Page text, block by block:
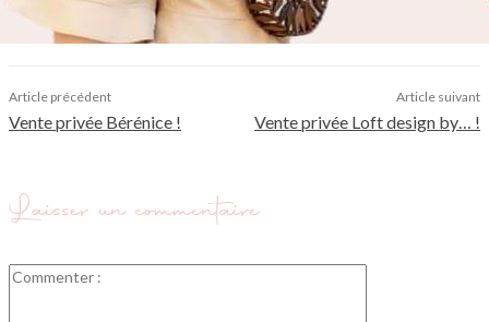
Article précédent
Vente privée Bérénice !
Article suivant
Vente privée Loft design by… !
Laisser un commentaire